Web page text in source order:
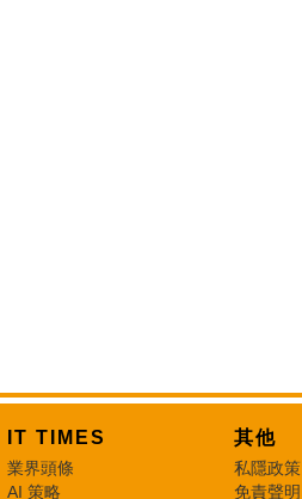
IT TIMES
業界頭條
AI 策略
其他
私隱政策
免責聲明